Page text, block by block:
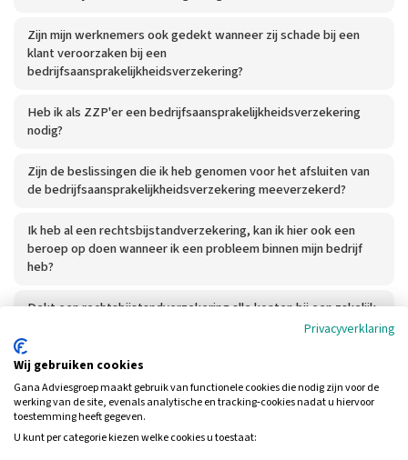
Zijn mijn werknemers ook gedekt wanneer zij schade bij een
klant veroorzaken bij een
bedrijfsaansprakelijkheidsverzekering?
Heb ik als ZZP'er een bedrijfsaansprakelijkheidsverzekering
nodig?
Zijn de beslissingen die ik heb genomen voor het afsluiten van
de bedrijfsaansprakelijkheidsverzekering meeverzekerd?
Ik heb al een rechtsbijstandverzekering, kan ik hier ook een
beroep op doen wanneer ik een probleem binnen mijn bedrijf
heb?
Dekt een rechtsbijstandverzekering alle kosten bij een zakelijk
Privacyverklaring
Wij gebruiken cookies
Gana Adviesgroep maakt gebruik van functionele cookies die nodig zijn voor de
werking van de site, evenals analytische en tracking‑cookies nadat u hiervoor
toestemming heeft gegeven.
U kunt per categorie kiezen welke cookies u toestaat: